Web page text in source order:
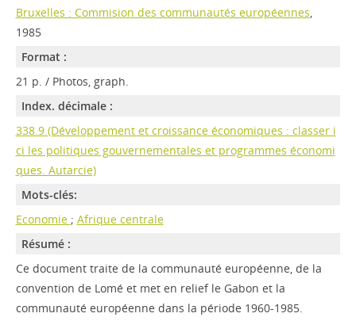
Bruxelles : Commision des communautés européennes,
1985
Format :
21 p. / Photos, graph.
Index. décimale :
338.9 (Développement et croissance économiques : classer i
ci les politiques gouvernementales et programmes économi
ques. Autarcie)
Mots-clés:
Economie ; Afrique centrale
Résumé :
Ce document traite de la communauté européenne, de la
convention de Lomé et met en relief le Gabon et la
communauté européenne dans la période 1960-1985.